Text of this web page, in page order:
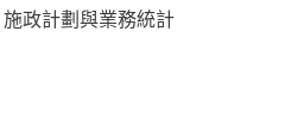
施政計劃與業務統計